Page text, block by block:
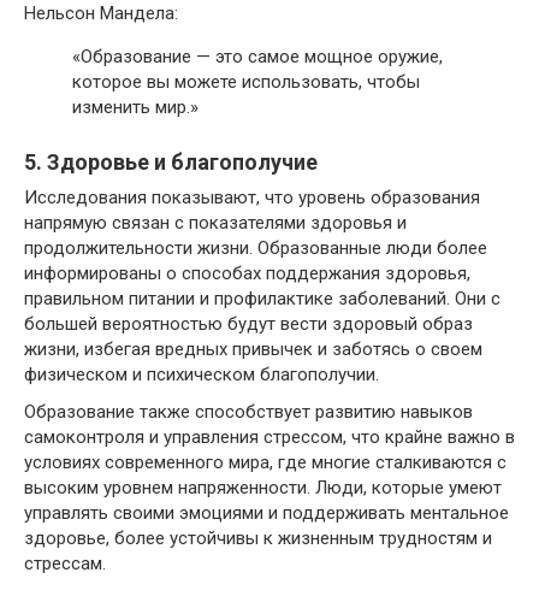
Нельсон Мандела:
«Образование — это самое мощное оружие,
которое вы можете использовать, чтобы
изменить мир.»
5. Здоровье и благополучие
Исследования показывают, что уровень образования
напрямую связан с показателями здоровья и
продолжительности жизни. Образованные люди более
информированы о способах поддержания здоровья,
правильном питании и профилактике заболеваний. Они с
большей вероятностью будут вести здоровый образ
жизни, избегая вредных привычек и заботясь о своем
физическом и психическом благополучии.
Образование также способствует развитию навыков
самоконтроля и управления стрессом, что крайне важно в
условиях современного мира, где многие сталкиваются с
высоким уровнем напряженности. Люди, которые умеют
управлять своими эмоциями и поддерживать ментальное
здоровье, более устойчивы к жизненным трудностям и
стрессам.